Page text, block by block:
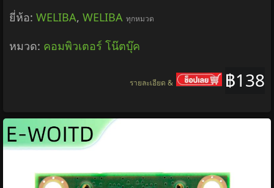
ยี่ห้อ: WELIBA, WELIBA ทุกหมวด
หมวด: คอมพิวเตอร์ โน๊ตบุ๊ค
฿138
รายละเอียด &